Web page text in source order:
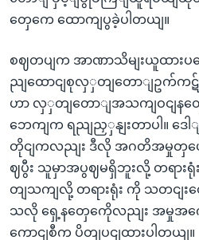
တှေကေ ထောကျပွခဲ့ပါတယျ။
စဈတပျက အာဏာသိမျးယူထားပ
ညျထောငျစုလှှတျတောျဥက်ကဋ်
ဟာ လှှတျတောျအသကျဝငျနတ
ဘေကျက ရညျညှှနျးတာပါ။ ဒေ
တိုငျကလညျး ဒီလို အဂတိအမှုတှဟေ
ဈပွီး သူမှာအပွဈမရှိဘူးလို့ တရားရုံ
တျသကျလို့ တရားရုံး ကို သတငျး
သလို ရှေ့နတှေကေိုလညျး အမှုအကွေ
ကောငျစီက ပိတျပငျထားပါတယျ။